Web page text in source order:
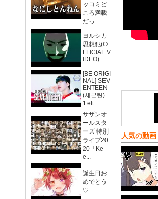
ッコミど
ころ満載
だっ...
ヨルシカ -
思想犯(O
FFICIAL V
IDEO)
[BE ORIGI
NAL] SEV
ENTEEN
(세븐틴)
'Left...
サザンオ
ールスタ
ーズ 特別
ライブ20
20「Ke
e...
誕生日お
めでとう
♡
人気の動画